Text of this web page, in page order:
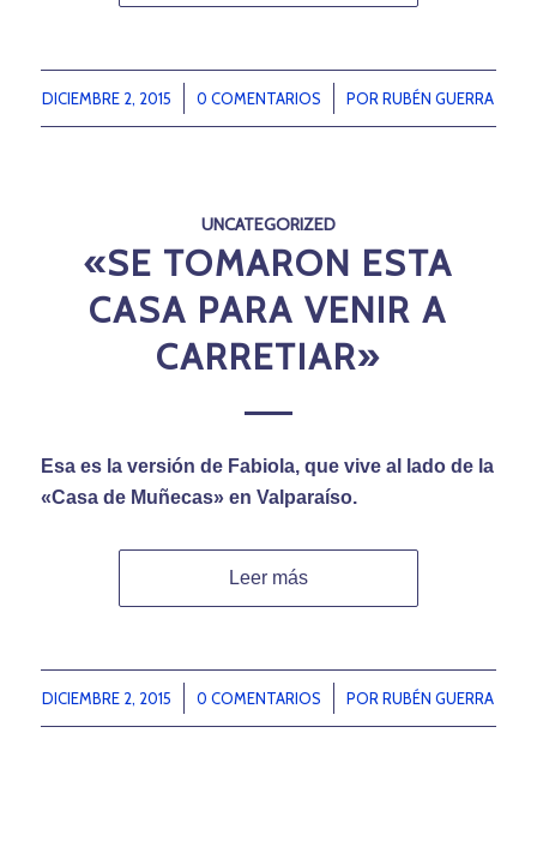
DICIEMBRE 2, 2015
/ 0 COMENTARIOS
/ PORRUBÉN GUERRA
UNCATEGORIZED
«SE TOMARON ESTA
CASA PARA VENIR A
CARRETIAR»
Esa es la versión de Fabiola, que vive al lado de la
«Casa de Muñecas» en Valparaíso.
Leer más
DICIEMBRE 2, 2015
/ 0 COMENTARIOS
/ PORRUBÉN GUERRA